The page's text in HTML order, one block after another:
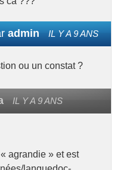
admin IL Y A 9 ANS
ou un constat ?
IL Y A 9 ANS
agrandie » et est